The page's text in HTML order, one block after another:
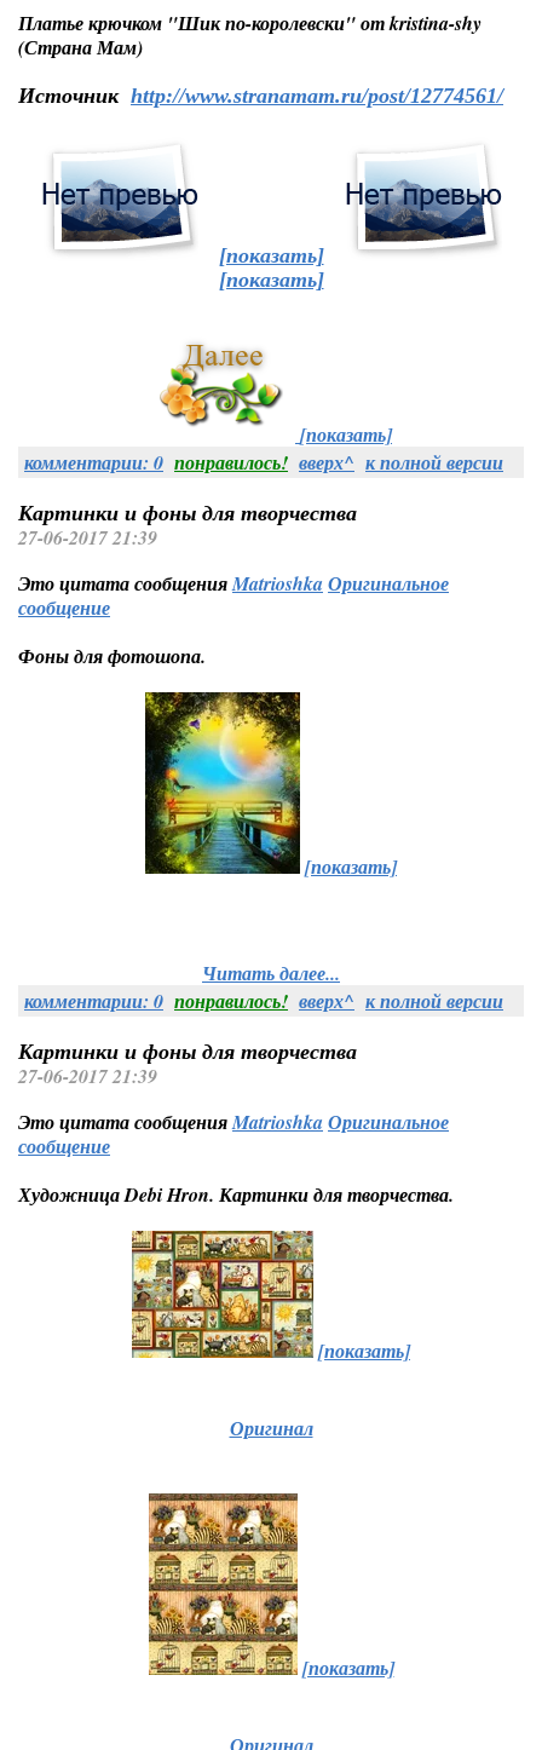
Платье крючком "Шик по-королевски" от kristina-shy
(Страна Мам)
Источник http://www.stranamam.ru/post/12774561/
[показать]
[показать]
[показать]
комментарии: 0 понравилось! вверх^ к полной версии
Картинки и фоны для творчества
27-06-2017 21:39
Это цитата сообщенияMatrioshkaОригинальное
сообщение
Фоны для фотошопа.
[показать]
Читать далее...
комментарии: 0 понравилось! вверх^ к полной версии
Картинки и фоны для творчества
27-06-2017 21:39
Это цитата сообщенияMatrioshkaОригинальное
сообщение
Художница Debi Hron. Картинки для творчества.
[показать]
Оригинал
[показать]